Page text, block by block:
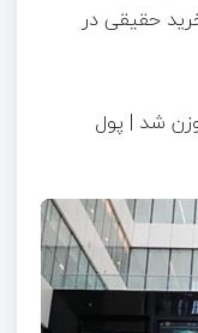
حقیقی در
شد | پول